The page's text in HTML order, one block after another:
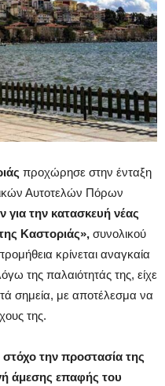
προχώρησε στην ένταξη
Αυτοτελών Πόρων
για την κατασκευή νέας
Καστοριάς», συνολικού
κρίνεται αναγκαία
της παλαιότητάς της, είχε
σημεία, με αποτέλεσμα να
της.
την προστασία της
άμεσης επαφής του